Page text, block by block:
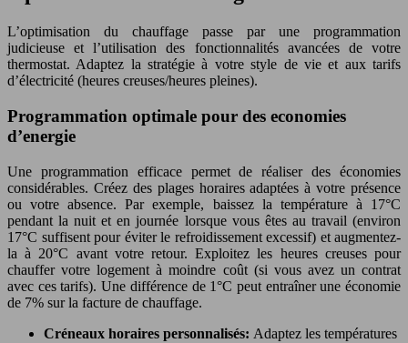
L’optimisation du chauffage passe par une programmation
judicieuse et l’utilisation des fonctionnalités avancées de votre
thermostat. Adaptez la stratégie à votre style de vie et aux tarifs
d’électricité (heures creuses/heures pleines).
Programmation optimale pour des economies
d’energie
Une programmation efficace permet de réaliser des économies
considérables. Créez des plages horaires adaptées à votre présence
ou votre absence. Par exemple, baissez la température à 17°C
pendant la nuit et en journée lorsque vous êtes au travail (environ
17°C suffisent pour éviter le refroidissement excessif) et augmentez-
la à 20°C avant votre retour. Exploitez les heures creuses pour
chauffer votre logement à moindre coût (si vous avez un contrat
avec ces tarifs). Une différence de 1°C peut entraîner une économie
de 7% sur la facture de chauffage.
Créneaux horaires personnalisés: Adaptez les températures